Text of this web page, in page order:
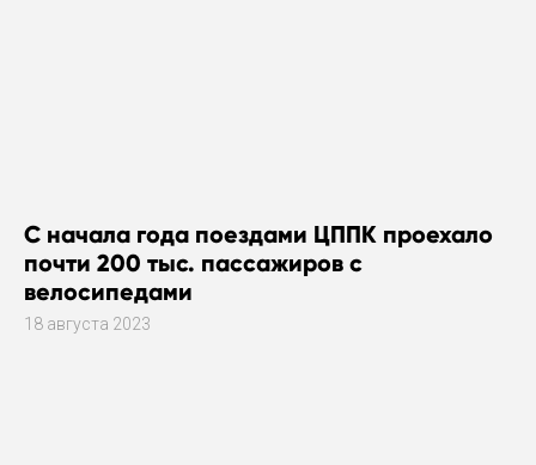
С начала года поездами ЦППК проехало
почти 200 тыс. пассажиров с
велосипедами
18 августа 2023